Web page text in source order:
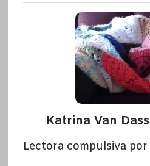
Katrina Van
Lectora compulsiva por